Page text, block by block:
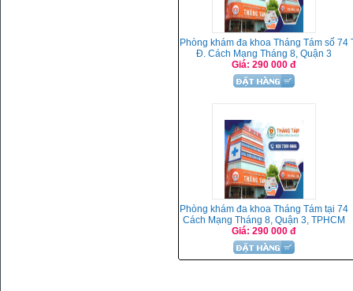
Phòng khám đa khoa Tháng Tám số 74
Đ. Cách Mạng Tháng 8, Quận 3
Giá: 290 000 đ
Phòng khám đa khoa Tháng Tám tại 74
Cách Mạng Tháng 8, Quận 3, TPHCM
Giá: 290 000 đ